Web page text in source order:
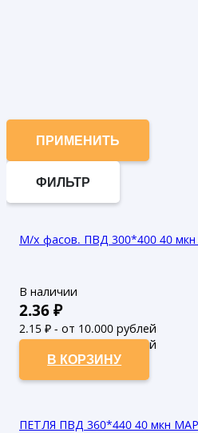
ПРИМЕНИТЬ
ФИЛЬТР
М/х фасов. ПВД 300*400 40 мкн
В наличии
2.36₽
2.15 ₽ - от 10.000 рублей
1.95₽ - от 50.000 рублей
В КОРЗИНУ
ПЕТЛЯ ПВД 360*440 40 мкн